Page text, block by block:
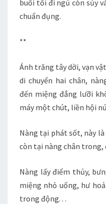
buổi tối đi ngủ còn sủy
chuẩn đụng.
**
Ánh trăng tây dời, vạn
di chuyển hai chân,
đến miệng đắng lưỡi
máy một chút, liền hội
Nàng tại phát sốt, này
còn tại nàng chân trong,
Nàng lấy điểm thủy,
miệng nhỏ uống, hư
trong động. . .